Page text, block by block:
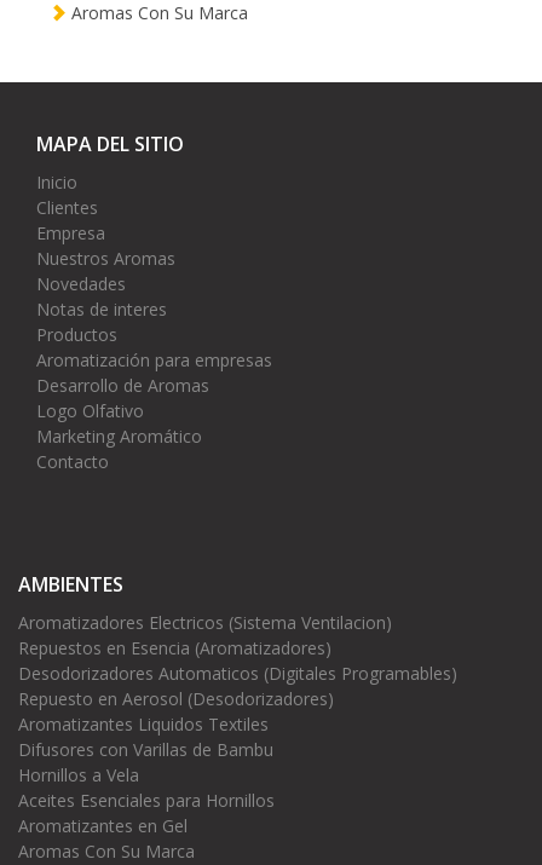
Aromas Con Su Marca
MAPA DEL SITIO
Inicio
Clientes
Empresa
Nuestros Aromas
Novedades
Notas de interes
Productos
Aromatización para empresas
Desarrollo de Aromas
Logo Olfativo
Marketing Aromático
Contacto
AMBIENTES
Aromatizadores Electricos (Sistema Ventilacion)
Repuestos en Esencia (Aromatizadores)
Desodorizadores Automaticos (Digitales Programables)
Repuesto en Aerosol (Desodorizadores)
Aromatizantes Liquidos Textiles
Difusores con Varillas de Bambu
Hornillos a Vela
Aceites Esenciales para Hornillos
Aromatizantes en Gel
Aromas Con Su Marca